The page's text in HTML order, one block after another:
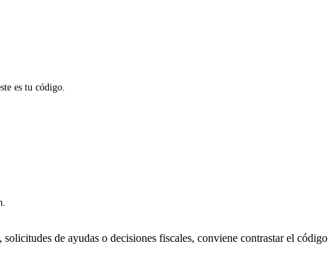
es tu código.
de ayudas o decisiones fiscales, conviene contrastar el código